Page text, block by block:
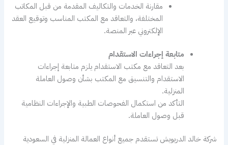
مقارنة الخدمات والتكاليف المقدمة من قبل المكاتب
المختلفة، والتعاقد مع المكتب المناسب وتوقيع العقد
الإلكتروني عبر المنصة.
متابعة إجراءات الاستقدام
بعد التعاقد مع مكتب الاستقدام يلزم متابعة إجراءات
الاستقدام والتنسيق مع المكتب بشأن وصول العاملة
المنزلية.
التأكد من استكمال الفحوصات الطبية والإجراءات النظامية
قبل وصول العاملة.
شركة خالد الدريويش تستقدم جميع أنواع العمالة المنزلية في السعودية